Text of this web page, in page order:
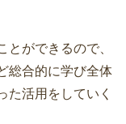
とができるので、
総合的に学び全体
た活用をしていく